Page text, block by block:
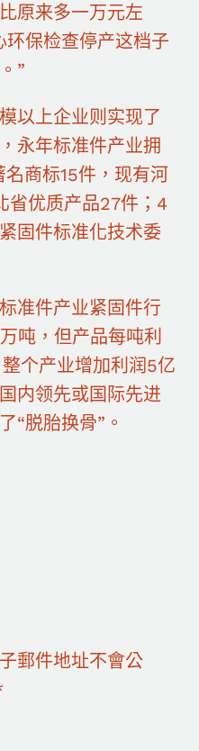
原来多一万元左
环保检查停产这档子
”
以上企业则实现了
永年标准件产业拥
商标15件，现有河
省优质产品27件；4
固件标准化技术委
准件产业紧固件行
吨，但产品每吨利
个产业增加利润5亿
内领先或国际先进
“脱胎换骨”。
郵件地址不會公